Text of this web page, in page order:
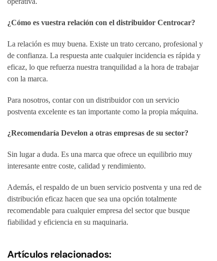
¿Cómo es vuestra relación con el distribuidor Centrocar?
La relación es muy buena. Existe un trato cercano, profesional y
de confianza. La respuesta ante cualquier incidencia es rápida y
eficaz, lo que refuerza nuestra tranquilidad a la hora de trabajar
con la marca.
Para nosotros, contar con un distribuidor con un servicio
postventa excelente es tan importante como la propia máquina.
¿Recomendaría Develon a otras empresas de su sector?
Sin lugar a duda. Es una marca que ofrece un equilibrio muy
interesante entre coste, calidad y rendimiento.
Además, el respaldo de un buen servicio postventa y una red de
distribución eficaz hacen que sea una opción totalmente
recomendable para cualquier empresa del sector que busque
fiabilidad y eficiencia en su maquinaria.
Artículos relacionados: